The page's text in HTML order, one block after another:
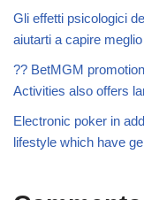
Gli effetti psicologici
aiutarti a capire
?? BetMGM
Activities also offers
Electronic poker in
lifestyle which have